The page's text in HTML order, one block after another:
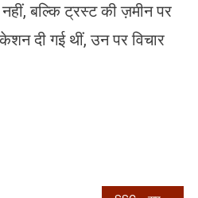
बल्कि ट्रस्ट की ज़मीन पर
दी गई थीं, उन पर विचार